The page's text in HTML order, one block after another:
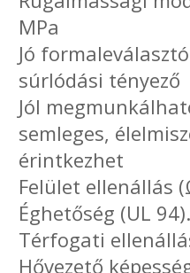
MPa
Jó
súrlódási tényező
Jól
semleges,
érintkezhet
Felület ellenállás
Éghetőség (UL
Térfogati
Hővezető